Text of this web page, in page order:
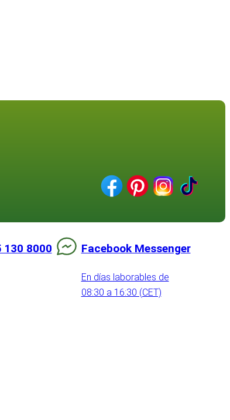
130 8000 Facebook Messenger
En días laborables de
08:30 a 16:30 (CET)